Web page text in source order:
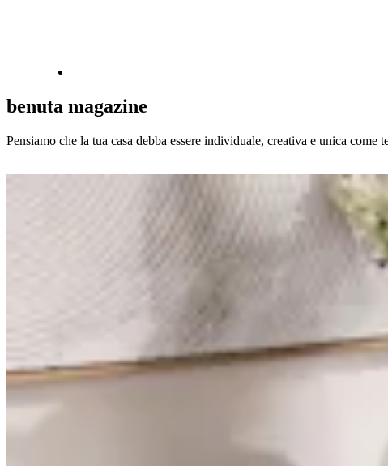
benuta magazine
Pensiamo che la tua casa debba essere individuale, creativa e unica